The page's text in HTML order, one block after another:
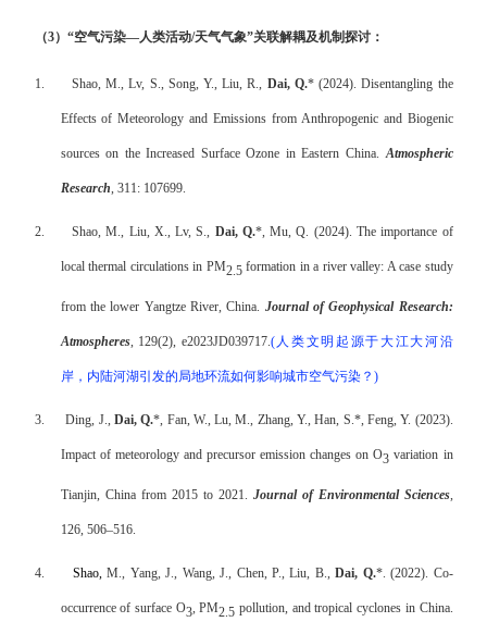
（3）“空气污染—人类活动/天气气象”关联解耦及机制探讨：
1. Shao, M., Lv, S., Song, Y., Liu, R., Dai, Q.* (2024) Disentangling the
Effects of Meteorology and Emissions from Anthropogenic and Biogenic
sources on the Increased Surface Ozone in Eastern China. Atmospheric
Research , 311: 107699.
2. Shao, M., Liu, X., Lv, S., Dai, Q.*, Mu, Q. (2024). The importance of
local thermal circulations in PM2.5 formation in a river valley: A case study
from the lower Yangtze River, China. Journal of Geophysical Research:
Atmospheres, 129(2), e2023JD039717. (人类文明起源于大江大河沿
岸，内陆河湖引发的局地环流如何影响城市空气污染？ )
3. Ding, J., Dai, Q.*, Fan, W., Lu, M., Zhang, Y., Han, S.*, Feng, Y. (2023).
Impact of meteorology and precursor emission changes on O3 variation in
Tianjin, China from 2015 to 2021. Journal of Environmental Sciences,
126, 506–516.
4. Shao,M., Yang, J., Wang, J., Chen, P., Liu, B.,Dai, Q.*. (2022). Co-
occurrence of surface O3, PM2.5pollution, and tropical cyclones in China.